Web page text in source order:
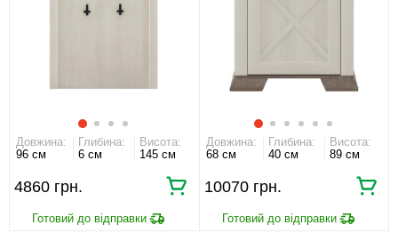
Довжина:
96 см
Глибина:
6 см
Висота:
145 см
4860 грн.
Довжина:
68 см
Глибина:
40 см
Висота:
89 см
10070 грн.